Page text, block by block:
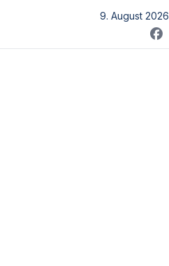
springen
9. August 2026